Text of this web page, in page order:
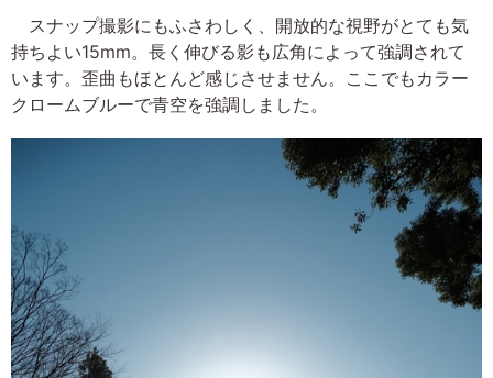
スナップ撮影にもふさわしく、開放的な視野がとても気
持ちよい15mm。長く伸びる影も広角によって強調されて
います。歪曲もほとんど感じさせません。ここでもカラー
クロームブルーで青空を強調しました。